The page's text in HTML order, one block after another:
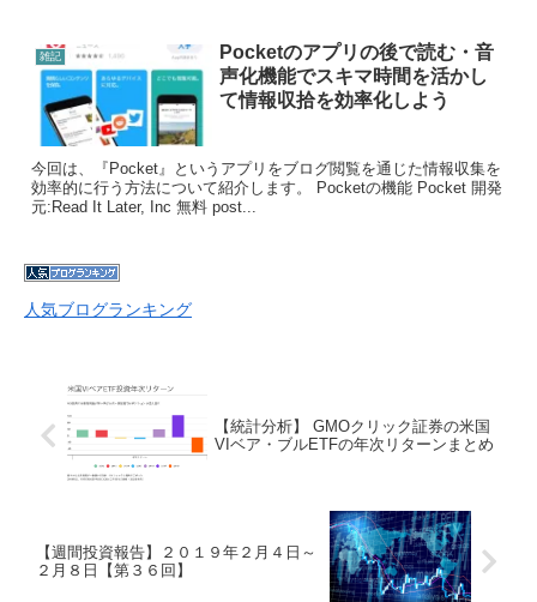
雑記
Pocketのアプリの後で読む・音
声化機能でスキマ時間を活かし
て情報収拾を効率化しよう
今回は、『Pocket』というアプリをブログ閲覧を通じた情報収集を
効率的に行う方法について紹介します。 Pocketの機能 Pocket 開発
元:Read It Later, Inc 無料 post...
人気ブログランキング
【統計分析】 GMOクリック証券の米国
VIベア・ブルETFの年次リターンまとめ
【週間投資報告】２０１９年２月４日～
２月８日【第３６回】